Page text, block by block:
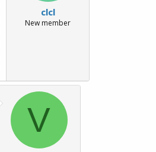
clcl
New member
V